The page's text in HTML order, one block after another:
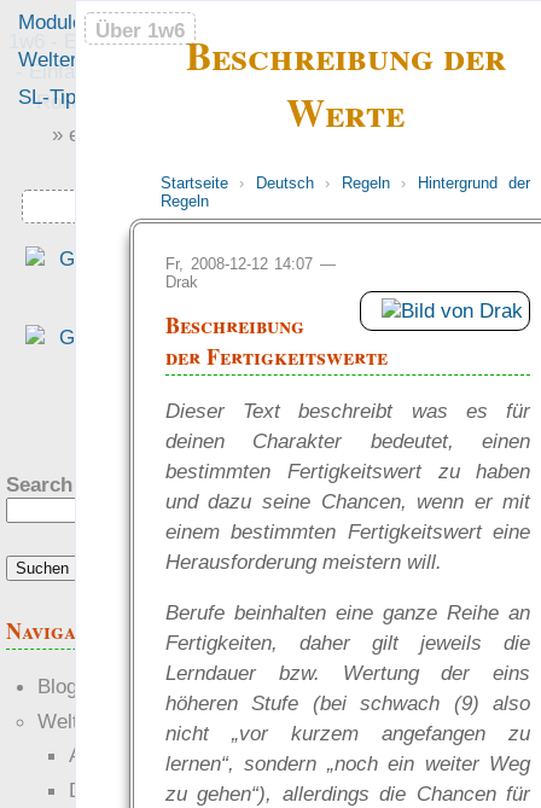
1w6 - Ein Würfel System
- Einfach saubere, freie
Rollenspiel-Regeln
Beschreibung der
Werte
Startseite› Deutsch› Regeln›
Hintergrund der
Regeln
Fr, 2008-12-12 14:07 —
Drak
Beschreibung
der Fertigkeitswerte
Dieser Text beschreibt was es für
deinen Charakter bedeutet, einen
bestimmten Fertigkeitswert zu haben
und dazu seine Chancen, wenn er mit
einem bestimmten Fertigkeitswert eine
Herausforderung meistern will.
Berufe beinhalten eine ganze Reihe an
Fertigkeiten, daher gilt jeweils die
Lerndauer bzw. Wertung der eins
höheren Stufe (bei schwach (9) also
nicht „vor kurzem angefangen zu
lernen“, sondern „noch ein weiter Weg
zu gehen“), allerdings die Chancen für
Über 1w6
Module
Welten
Foren
SL-Tipps
» einfach saubere «
Über 1w6
Downloads
?
Search this site:
Navigation
Blogs
Welten
Ante Portas
Die neuen Lande
„Eine interessante
richtung, die sich für mich
altem DSA Spieler fast
— Philipp von Phönixbanner
was Leute sagen…